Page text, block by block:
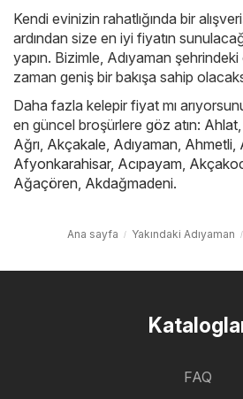
Kendi evinizin rahatlığında bir
ardından size en iyi fiyatın
yapın. Bizimle, Adıyaman
zaman geniş bir bakışa sahip
Daha fazla kelepir fiyat mı
en güncel broşürlere göz atın: Ahlat
Ağrı Akçakale Adıyaman Ahmetli
Afyonkarahisar, Acıpayam
Ağaçören Akdağmadeni.
Ana sayfa Yakındaki Adıyaman
FAQ